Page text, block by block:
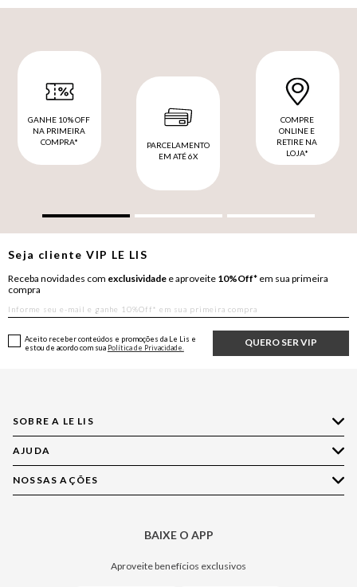
GANHE 10% OFF
NA PRIMEIRA
COMPRA*
PARCELAMENTO
EM ATÉ 6X
COMPRE
ONLINE E
RETIRE NA
LOJA*
Seja clienteVIP LE LIS
Receba novidades com exclusividade e aproveite 10%Off* em sua primeira
compra
QUERO SER VIP
Aceito receber conteúdos e promoções da Le Lis e
estou de acordo com sua Política de Privacidade.
SOBRE A LE LIS
Quem Somos
Nossas Lojas
Política de Privacidade
AJUDA
Compre pelo WhatsApp
Central de Relacionamento
NOSSAS AÇÕES
BAIXE O APP
Aproveite benefícios exclusivos